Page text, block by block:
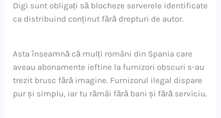
Digi sunt obligați să blocheze serverele identificate
ca distribuind conținut fără drepturi de autor.
Asta înseamnă că mulți români din Spania care
aveau abonamente ieftine la furnizori obscuri s-au
trezit brusc fără imagine. Furnizorul ilegal dispare
pur și simplu, iar tu rămâi fără bani și fără serviciu.